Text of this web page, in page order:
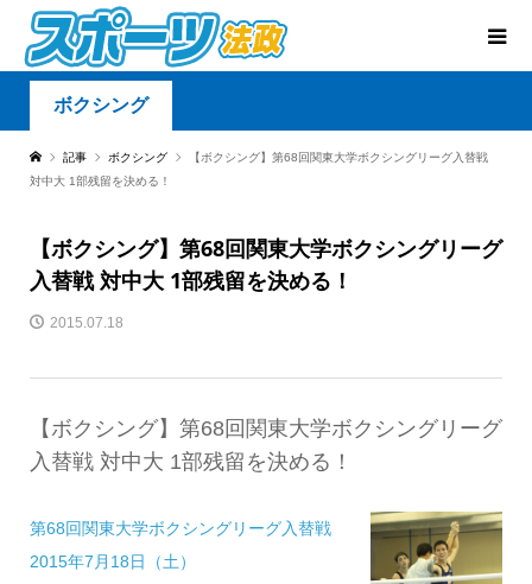
ボクシング
記事 ボクシング
【ボクシング】第68回関東大学ボクシングリーグ入替戦
対中大 1部残留を決める！
【ボクシング】第68回関東大学ボクシングリーグ
入替戦 対中大 1部残留を決める！
2015.07.18
【ボクシング】第68回関東大学ボクシングリーグ
入替戦 対中大 1部残留を決める！
第68回関東大学ボクシングリーグ入替戦
2015年7月18日（土）